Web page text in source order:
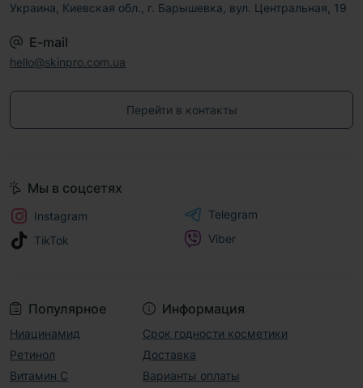
Украина, Киевская обл., г. Барышевка, вул. Центральная, 19
E-mail
hello@skinpro.com.ua
Перейти в контакты
Популярное
Ниацинамид
Ретинол
Витамин С
Информация
Срок годности косметики
Доставка
Варианты оплаты
Мы в соцсетях
Instagram
TikTok
Telegram
Viber